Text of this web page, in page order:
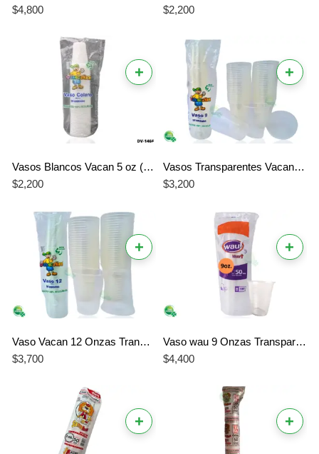
$4,800 $2,200
+
Vasos Blancos Vacan 5 oz (Tipo Colero) – Paquete x 50 Unidades
$2,200
+
Vasos Transparentes Vacan 9 oz – Paquete x 50 Unidades
$3,200
+
Vaso Vacan 12 Onzas Transparente x 50 Unidades
$3,700
+
Vaso wau 9 Onzas Transparente x 50 Unidades
$4,400
+ +